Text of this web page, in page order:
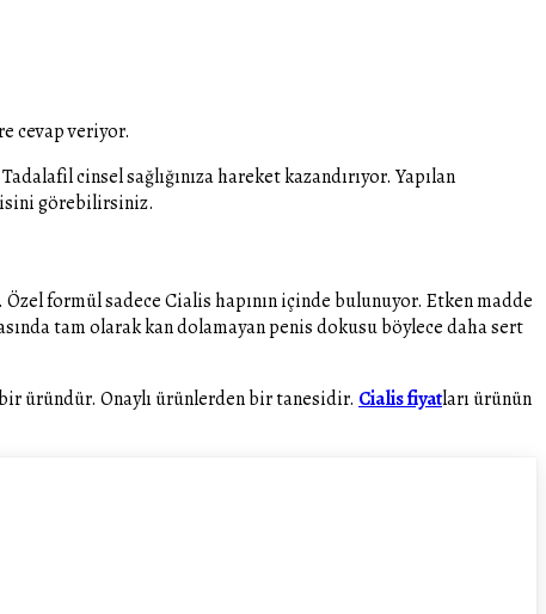
cevap veriyor.
cinsel sağlığınıza hareket kazandırıyor. Yapılan
görebilirsiniz.
formül sadece Cialis hapının içinde bulunuyor. Etken madde
tam olarak kan dolamayan penis dokusu böylece daha sert
üründür. Onaylı ürünlerden bir tanesidir. Cialis fiyatları ürünün